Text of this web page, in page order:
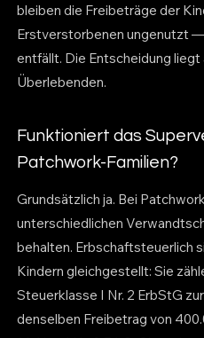
bleiben die Freibeträge der
Erstverstorbenen ungenutzt
entfällt. Die Entscheidung liegt
Überlebenden.
Funktioniert das
Patchwork-Familien?
Grundsätzlich ja. Bei
unterschiedlichen
behalten. Erbschaftsteuerlich
Kindern gleichgestellt: Sie
Steuerklasse I Nr. 2 ErbStG
denselben Freibetrag von